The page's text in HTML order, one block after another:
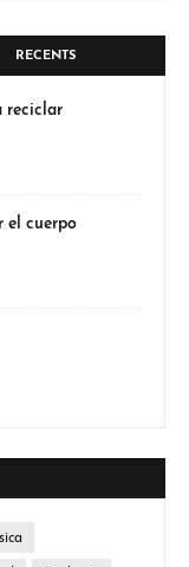
RECENTS
reciclar
el cuerpo